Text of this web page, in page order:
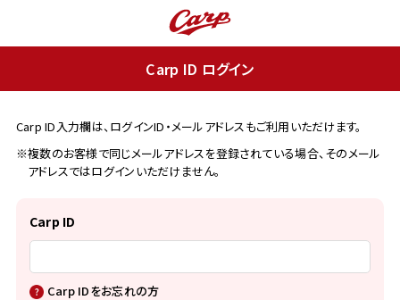
Carp ID ログイン
Carp ID入力欄は、ログインID・メールアドレスもご利用いただけます。
※複数のお客様で同じメールアドレスを登録されている場合、そのメール
アドレスではログインいただけません。
Carp ID
Carp IDをお忘れの方